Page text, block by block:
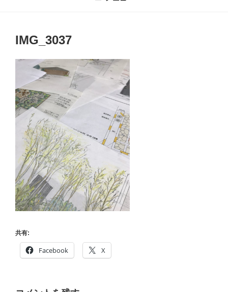
IMG_3037
共有:
Facebook X